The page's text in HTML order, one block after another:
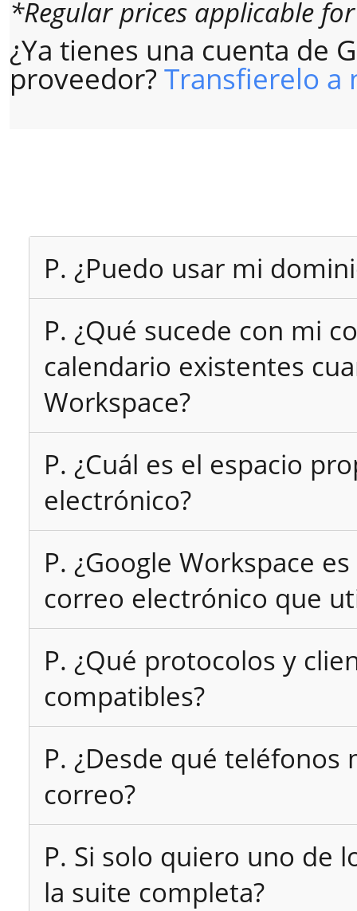
*Regular prices applicable
¿Ya tienes una cuenta de
proveedor? Transfierelo a
P. ¿Puedo usar mi
P. ¿Qué sucede con mi
calendario existentes
Workspace?
P. ¿Cuál es el espacio
electrónico?
P. ¿Google Workspace
correo electrónico que
P. ¿Qué protocolos y
compatibles?
P. ¿Desde qué
correo?
P. Si solo quiero uno de
la suite completa?